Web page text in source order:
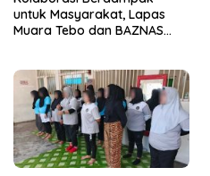
untuk Masyarakat, Lapas
Muara Tebo dan BAZNAS
Warga Desa Bedaro
Rampak